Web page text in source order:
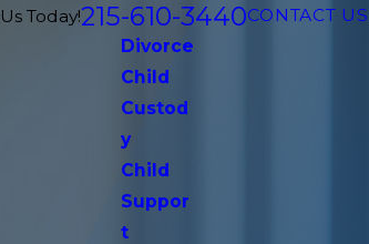
Today!215-610-3440CONTACT US
Divorce
Child
Custod
y
Child
Suppor
t